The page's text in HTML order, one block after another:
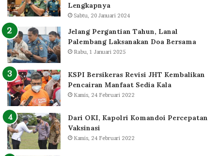
Lengkapnya
Sabtu, 20 Januari 2024
Jelang Pergantian Tahun, Lanal
Palembang Laksanakan Doa Bersama
Rabu, 1 Januari 2025
KSPI Bersikeras Revisi JHT Kembalikan
Pencairan Manfaat Sedia Kala
Kamis, 24 Februari 2022
Dari OKI, Kapolri Komandoi Percepatan
Vaksinasi
Kamis, 24 Februari 2022